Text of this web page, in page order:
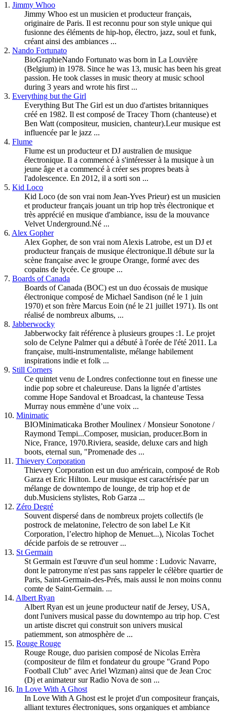
1. Jimmy Whoo
Jimmy Whoo est un musicien et producteur français,
originaire de Paris. Il est reconnu pour son style unique qui
fusionne des éléments de hip-hop, électro, jazz, soul et funk,
créant ainsi des ambiances ...
2. Nando Fortunato
BioGraphieNando Fortunato was born in La Louvière
(Belgium) in 1978. Since he was 13, music has been his great
passion. He took classes in music theory at music school
during 3 years and wrote his first ...
3. Everything but the Girl
Everything But The Girl est un duo d'artistes britanniques
créé en 1982. Il est composé de Tracey Thorn (chanteuse) et
Ben Watt (compositeur, musicien, chanteur).Leur musique est
influencée par le jazz ...
4. Flume
Flume est un producteur et DJ australien de musique
électronique. Il a commencé à s'intéresser à la musique à un
jeune âge et a commencé à créer ses propres beats à
l'adolescence. En 2012, il a sorti son ...
5. Kid Loco
Kid Loco (de son vrai nom Jean-Yves Prieur) est un musicien
et producteur français jouant un trip hop très électronique et
très apprécié en musique d'ambiance, issu de la mouvance
Velvet Underground.Né ...
6. Alex Gopher
Alex Gopher, de son vrai nom Alexis Latrobe, est un DJ et
producteur français de musique électronique.Il débute sur la
scène française avec le groupe Orange, formé avec des
copains de lycée. Ce groupe ...
7. Boards of Canada
Boards of Canada (BOC) est un duo écossais de musique
électronique composé de Michael Sandison (né le 1 juin
1970) et son frère Marcus Eoin (né le 21 juillet 1971). Ils ont
réalisé de nombreux albums, ...
8. Jabberwocky
Jabberwocky fait référence à plusieurs groupes :1. Le projet
solo de Celyne Palmer qui a débuté à l'orée de l'été 2011. La
française, multi-instrumentaliste, mélange habilement
inspirations indie et folk ...
9. Still Corners
Ce quintet venu de Londres confectionne tout en finesse une
indie pop sobre et chaleureuse. Dans la lignée d’artistes
comme Hope Sandoval et Broadcast, la chanteuse Tessa
Murray nous emmène d’une voix ...
10. Minimatic
BIOMinimaticaka Brother Moulinex / Monsieur Sonotone /
Raymond Tempi...Composer, musician, producer.Born in
Nice, France, 1970.Riviera, seaside, deluxe cars and high
boots, eternal sun, "Promenade des ...
11. Thievery Corporation
Thievery Corporation est un duo américain, composé de Rob
Garza et Eric Hilton. Leur musique est caractérisée par un
mélange de downtempo de lounge, de trip hop et de
dub.Musiciens stylistes, Rob Garza ...
12. Zéro Degré
Souvent dispersé dans de nombreux projets collectifs (le
postrock de melatonine, l'electro de son label Le Kit
Corporation, l’electro hiphop de Menuet...), Nicolas Tochet
décide parfois de se retrouver ...
13. St Germain
St Germain est l'œuvre d'un seul homme : Ludovic Navarre,
dont le patronyme n'est pas sans rappeler le célèbre quartier de
Paris, Saint-Germain-des-Prés, mais aussi le non moins connu
comte de Saint-Germain. ...
14. Albert Ryan
Albert Ryan est un jeune producteur natif de Jersey, USA,
dont l'univers musical passe du downtempo au trip hop. C'est
un artiste discret qui construit son univers musical
patiemment, son atmosphère de ...
15. Rouge Rouge
Rouge Rouge, duo parisien composé de Nicolas Errèra
(compositeur de film et fondateur du groupe "Grand Popo
Football Club" avec Ariel Wizman) ainsi que de Jean Croc
(Dj et animateur sur Radio Nova de son ...
16. In Love With A Ghost
In Love With A Ghost est le projet d'un compositeur français,
alliant textures électroniques, sons organiques et ambiance